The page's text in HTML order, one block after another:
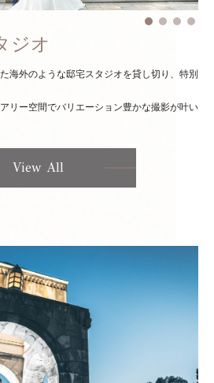
ジオ
海外のような邸宅スタジオを貸し切り、特別
リー空間でバリエーション豊かな撮影が叶い
View All